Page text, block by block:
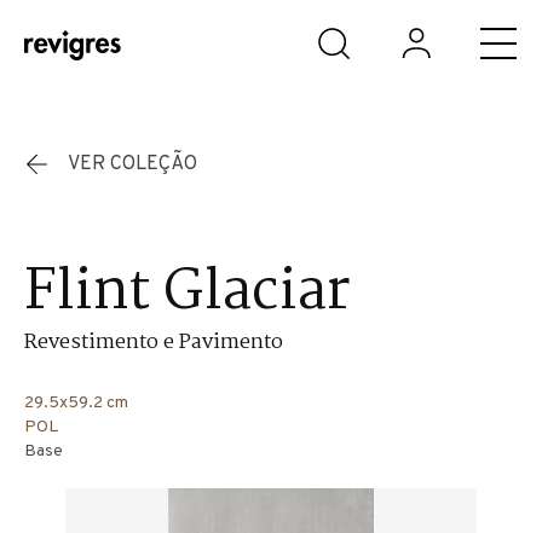
Saltar para o conteúdo principal
VER COLEÇÃO
Flint Glaciar
Revestimento e Pavimento
29.5x59.2 cm
POL
Base